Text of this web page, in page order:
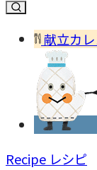
献立カ
Recipe レシピ